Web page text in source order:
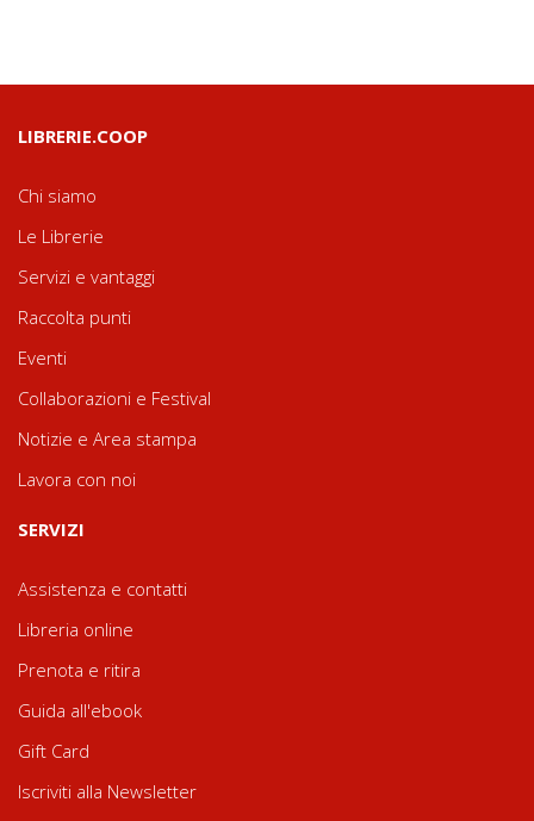
LIBRERIE.COOP
Chi siamo
Le Librerie
Servizi e vantaggi
Raccolta punti
Eventi
Collaborazioni e Festival
Notizie e Area stampa
Lavora con noi
SERVIZI
Assistenza e contatti
Libreria online
Prenota e ritira
Guida all'ebook
Gift Card
Iscriviti alla Newsletter